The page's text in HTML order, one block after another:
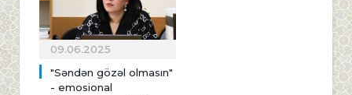
09.06.2025
"Səndən gözəl olmasın"
- emosional